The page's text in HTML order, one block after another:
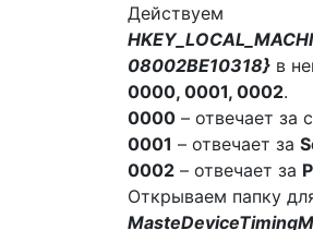
08002BE10318} в
0000, 0001, 0002.
0000 – отвечает за
0001 – отвечает за
0002 – отвечает за
Открываем папку